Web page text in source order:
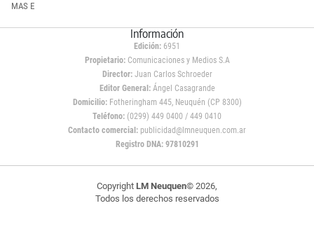
MAS E
Información
Edición: 6951
Propietario:Comunicaciones y Medios S.A
Director: Juan Carlos Schroeder
Editor General:Ángel Casagrande
Domicilio:Fotheringham 445, Neuquén (CP 8300)
Teléfono: (0299) 449 0400 / 449 0410
Contacto comercial: publicidad@lmneuquen.com.ar
Registro DNA: 97810291
Copyright LM Neuquen© 2026,
Todos los derechos reservados